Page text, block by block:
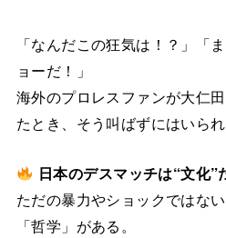
「なんだこの狂気は！？」「
ョーだ！」
海外のプロレスファンが大仁
たとき、そう叫ばずにはいられ
日本のデスマッチは“文化”
ただの暴力やショックではな
「哲学」がある。